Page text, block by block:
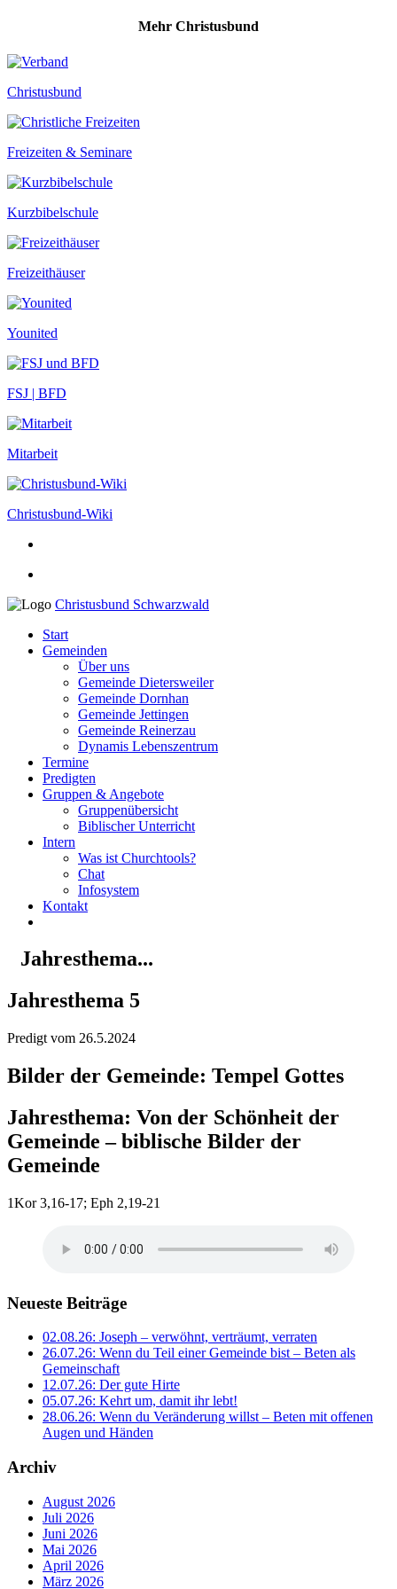
Mehr Christusbund
Christusbund
Freizeiten & Seminare
Kurzbibelschule
Freizeithäuser
Younited
FSJ | BFD
Mitarbeit
Christusbund-Wiki
Christusbund Schwarzwald
Start
Gemeinden
Über uns
Gemeinde Dietersweiler
Gemeinde Dornhan
Gemeinde Jettingen
Gemeinde Reinerzau
Dynamis Lebenszentrum
Termine
Predigten
Gruppen & Angebote
Gruppenübersicht
Biblischer Unterricht
Intern
Was ist Churchtools?
Chat
Infosystem
Kontakt
Jahresthema...
Jahresthema 5
Predigt vom 26.5.2024
Bilder der Gemeinde: Tempel Gottes
Jahresthema: Von der Schönheit der
Gemeinde – biblische Bilder der
Gemeinde
1Kor 3,16-17; Eph 2,19-21
Neueste Beiträge
02.08.26: Joseph – verwöhnt, verträumt, verraten
26.07.26: Wenn du Teil einer Gemeinde bist – Beten als
Gemeinschaft
12.07.26: Der gute Hirte
05.07.26: Kehrt um, damit ihr lebt!
28.06.26: Wenn du Veränderung willst – Beten mit offenen
Augen und Händen
Archiv
August 2026
Juli 2026
Juni 2026
Mai 2026
April 2026
März 2026